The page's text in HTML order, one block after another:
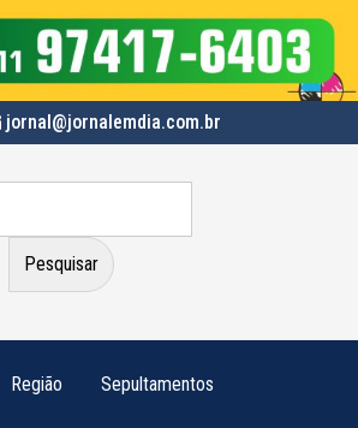
jornal@jornalemdia.com.br
Região Sepultamentos